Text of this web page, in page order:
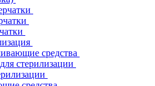
средства
стерилизации